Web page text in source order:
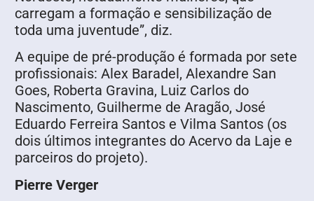
carregam a formação e sensibilização de
toda uma juventude”, diz.
A equipe de pré-produção é formada por sete
profissionais: Alex Baradel, Alexandre San
Goes, Roberta Gravina, Luiz Carlos do
Nascimento, Guilherme de Aragão, José
Eduardo Ferreira Santos e Vilma Santos (os
dois últimos integrantes do Acervo da Laje e
parceiros do projeto).
Pierre Verger